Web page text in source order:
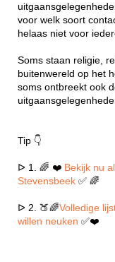
voor welk soort
helaas niet voor
Soms staan religie,
buitenwereld op het
soms ontbreekt ook
Tip 👇
ᐅ 1. 🌈 ❤️ Bekijk nu
Stevensbeek ✅ 🌈
ᐅ 2. 🍑🌈Volledige
willen neuken ✅❤️